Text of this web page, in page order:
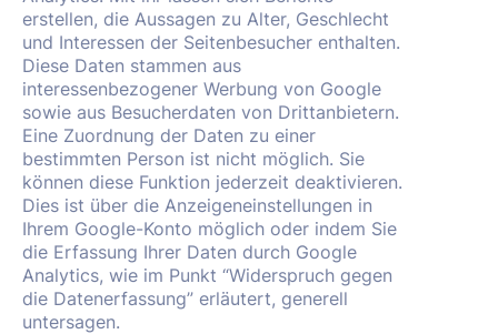
erstellen, die Aussagen zu Alter, Geschlecht
und Interessen der Seitenbesucher enthalten.
Diese Daten stammen aus
interessenbezogener Werbung von Google
sowie aus Besucherdaten von Drittanbietern.
Eine Zuordnung der Daten zu einer
bestimmten Person ist nicht möglich. Sie
können diese Funktion jederzeit deaktivieren.
Dies ist über die Anzeigeneinstellungen in
Ihrem Google-Konto möglich oder indem Sie
die Erfassung Ihrer Daten durch Google
Analytics, wie im Punkt “Widerspruch gegen
die Datenerfassung” erläutert, generell
untersagen.